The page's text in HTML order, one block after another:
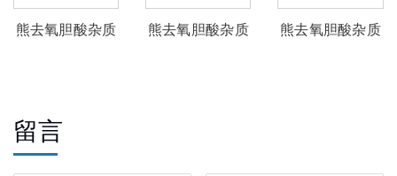
熊去氧胆酸杂质
熊去氧胆酸杂质
熊去氧胆酸杂质
留言